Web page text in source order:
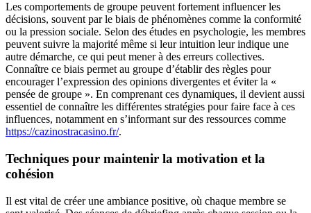
Les comportements de groupe peuvent fortement influencer les
décisions, souvent par le biais de phénomènes comme la conformité
ou la pression sociale. Selon des études en psychologie, les membres
peuvent suivre la majorité même si leur intuition leur indique une
autre démarche, ce qui peut mener à des erreurs collectives.
Connaître ce biais permet au groupe d’établir des règles pour
encourager l’expression des opinions divergentes et éviter la «
pensée de groupe ». En comprenant ces dynamiques, il devient aussi
essentiel de connaître les différentes stratégies pour faire face à ces
influences, notamment en s’informant sur des ressources comme
https://cazinostracasino.fr/.
Techniques pour maintenir la motivation et la
cohésion
Il est vital de créer une ambiance positive, où chaque membre se